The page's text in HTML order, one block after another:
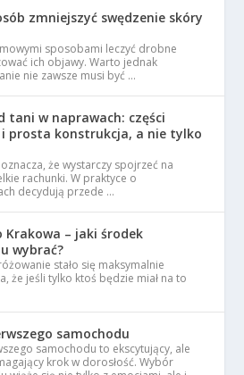
zmniejszyć swędzenie skóry
sposobami leczyć drobne
ich objawy. Warto jednak
nie zawsze musi być …
tani w naprawach: części
prosta konstrukcja, a nie tylko
że wystarczy spojrzeć na
rachunki. W praktyce o
decydują przede …
Krakowa – jaki środek
wybrać?
stało się maksymalnie
że jeśli tylko ktoś będzie miał na to
samochodu
samochodu to ekscytujący, ale
krok w dorosłość. Wybór